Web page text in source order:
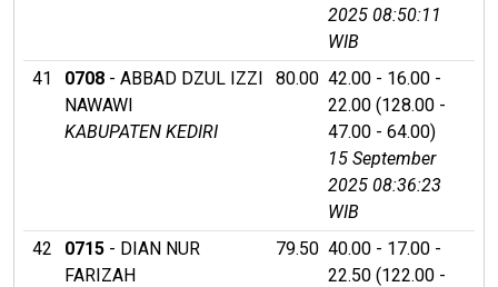
2025 08:50:11
WIB
41
0708 - ABBAD DZUL IZZI
NAWAWI
KABUPATEN KEDIRI
80.00 42.00 - 16.00 -
22.00 (128.00 -
47.00 - 64.00)
15 September
2025 08:36:23
WIB
42
0715 - DIAN NUR
FARIZAH
79.50 40.00 - 17.00 -
22.50 (122.00 -